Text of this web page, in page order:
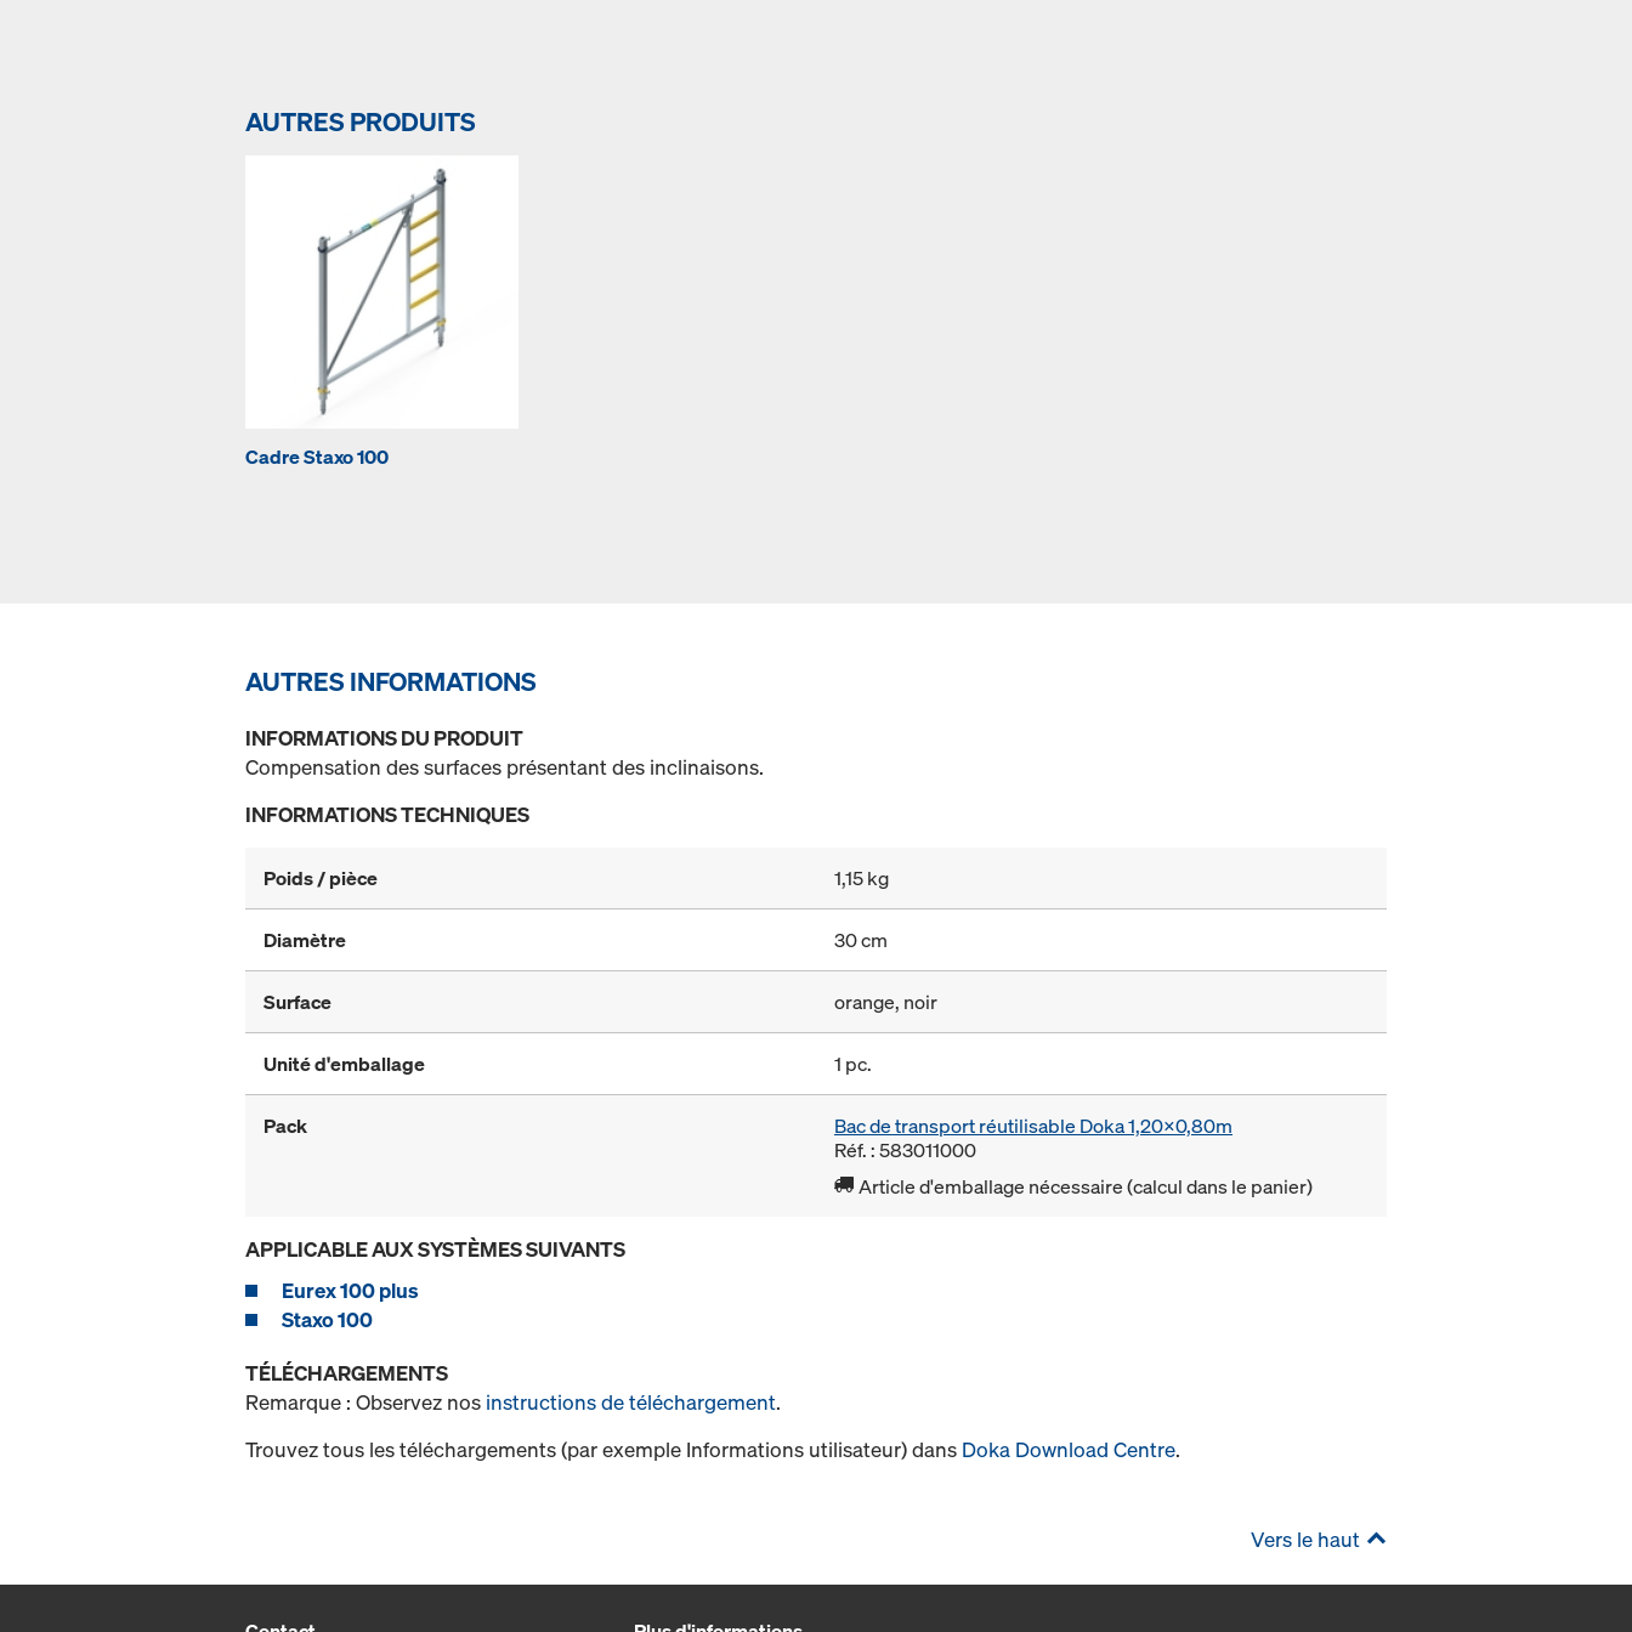
AUTRES PRODUITS
Cadre Staxo 100
AUTRES INFORMATIONS
INFORMATIONS DU PRODUIT
Compensation des surfaces présentant des inclinaisons.
INFORMATIONS TECHNIQUES
Poids / pièce 1,15 kg
Diamètre 30 cm
Surface orange, noir
Unité d'emballage 1 pc.
Pack
Bac de transport réutilisable Doka 1,20x0,80m
Réf. : 583011000
Article d'emballage nécessaire (calcul dans le panier)
APPLICABLE AUX SYSTÈMES SUIVANTS
Eurex 100 plus
Staxo 100
TÉLÉCHARGEMENTS
Remarque : Observez nos instructions de téléchargement.
Trouvez tous les téléchargements (par exemple Informations utilisateur) dans Doka Download Centre.
Vers le haut